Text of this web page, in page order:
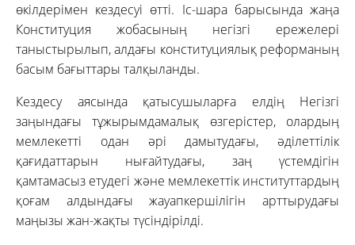
өкілдерімен кездесуі өтті. Іс-шара барысында жаңа
Конституция жобасының негізгі ережелері
таныстырылып, алдағы конституциялық реформаның
басым бағыттары талқыланды.
Кездесу аясында қатысушыларға елдің Негізгі
заңындағы тұжырымдамалық өзгерістер, олардың
мемлекетті одан әрі дамытудағы, әділеттілік
қағидаттарын нығайтудағы, заң үстемдігін
қамтамасыз етудегі және мемлекеттік институттардың
қоғам алдындағы жауапкершілігін арттырудағы
маңызы жан-жақты түсіндірілді.